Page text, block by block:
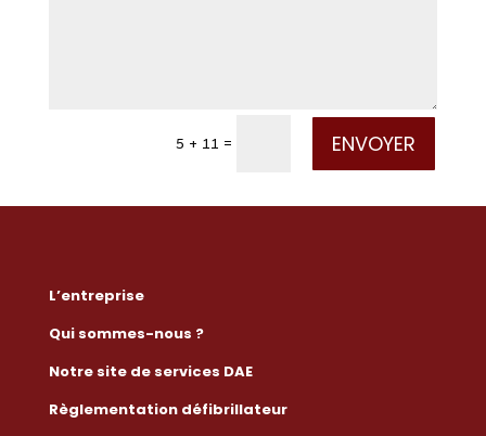
5 + 11 = ENVOYER
L’entreprise
Qui sommes-nous ?
Notre site de services DAE
Règlementation défibrillateur